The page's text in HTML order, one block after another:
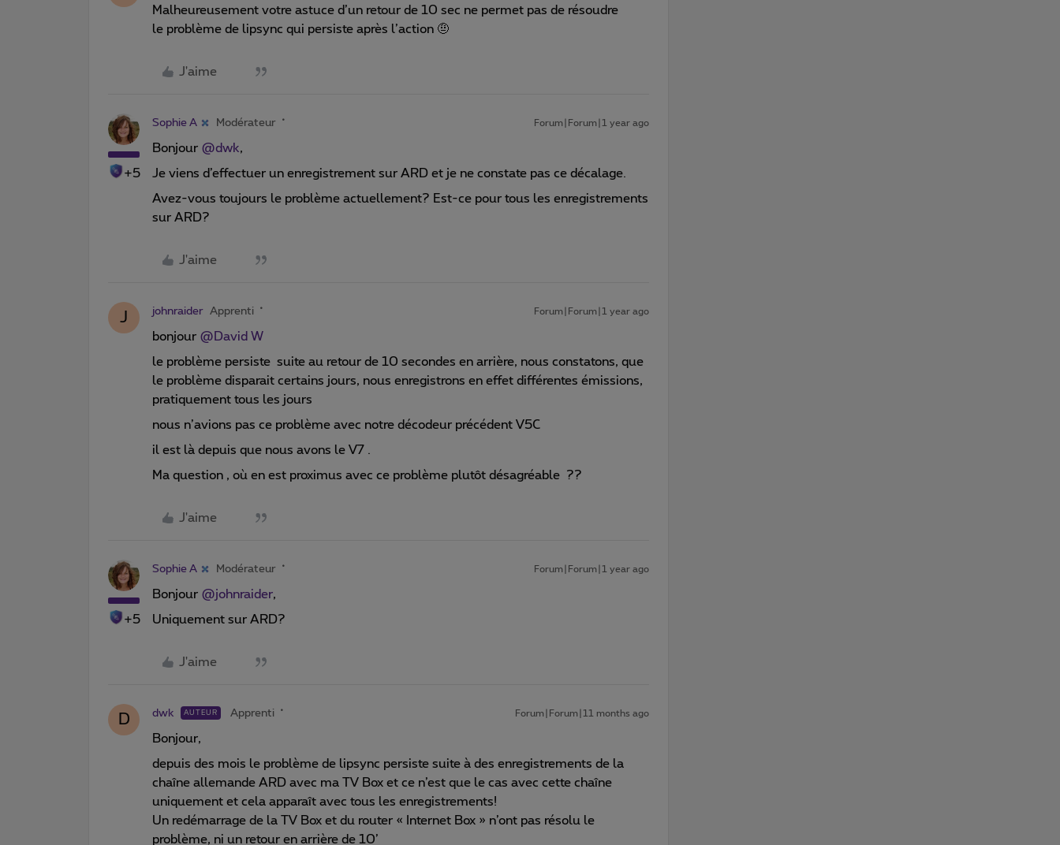
Malheureusement votre astuce d’un retour de 10 sec ne permet pas de résoudre
le problème de lipsync qui persiste après l’action 🤨
J'aime
+5
Sophie A Modérateur Forum|Forum|1 year ago
Bonjour ​ @dwk,
Je viens d’effectuer un enregistrement sur ARD et je ne constate pas ce décalage.
Avez-vous toujours le problème actuellement? Est-ce pour tous les enregistrements
sur ARD?
J'aime
J johnraider Apprenti Forum|Forum|1 year ago
bonjour ​ @David W
le problème persiste suite au retour de 10 secondes en arrière, nous constatons, que
le problème disparait certains jours, nous enregistrons en effet différentes émissions,
pratiquement tous les jours
nous n’avions pas ce problème avec notre décodeur précédent V5C
il est là depuis que nous avons le V7 .
Ma question , où en est proximus avec ce problème plutôt désagréable ??
J'aime
+5
Sophie A Modérateur Forum|Forum|1 year ago
Bonjour ​ @johnraider,
Uniquement sur ARD?
J'aime
D dwk AUTEUR Apprenti Forum|Forum|11 months ago
Bonjour,
depuis des mois le problème de lipsync persiste suite à des enregistrements de la
chaîne allemande ARD avec ma TV Box et ce n’est que le cas avec cette chaîne
uniquement et cela apparaît avec tous les enregistrements!
Un redémarrage de la TV Box et du router « Internet Box » n’ont pas résolu le
problème, ni un retour en arrière de 10’